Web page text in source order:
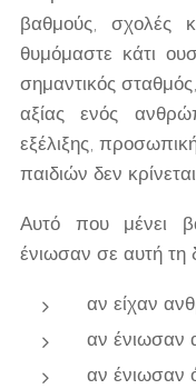
βαθμούς, σχολές
θυμόμαστε κάτι
σημαντικός
αξίας ενός
εξέλιξης,
παιδιών δεν
Αυτό που μένει
ένιωσαν σε αυτή τη
αν είχαν
αν ένιωσαν
αν ένιωσαν